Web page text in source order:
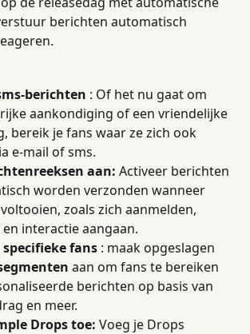
berichten automatisch
berichten : Of het nu gaat om
aankondiging of een vriendelijke
bereik je fans waar ze zich ook
e-mail of sms.
aan: Activeer berichten
worden verzonden wanneer
zoals zich aanmelden,
interactie aangaan.
fans : maak opgeslagen
aan om fans te bereiken
berichten op basis van
en meer.
Drops toe: Voeg je Drops